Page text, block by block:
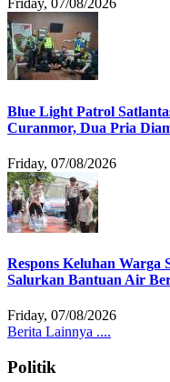
Friday, 07/08/2026
Blue Light Patrol
Curanmor, Dua Pria
Friday, 07/08/2026
Respons Keluhan Warga
Salurkan Bantuan Air
Friday, 07/08/2026
Berita Lainnya ....
Politik